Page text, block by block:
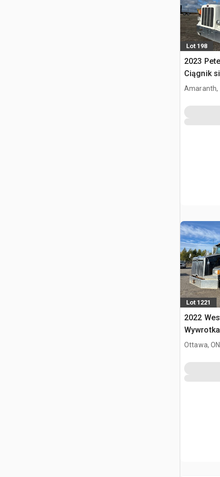
Lot 198
2023
Ciągnik
kabiną
Amaranth,
Lot 1221
2022
Ottawa,